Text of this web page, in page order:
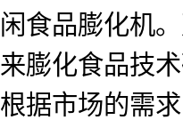
闲食品膨化机
来膨化食品技
根据市场的需